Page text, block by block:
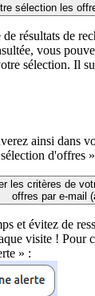
sélection les
résultats de
vous
sélection. Il
ainsi dans
d'offres
les critères de
offres par e-mail
et évitez de
visite ! Pour
» :